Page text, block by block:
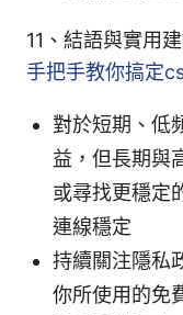
11、結語與實用
手把手教你搞定
對於短期、低
益，但長期與
或尋找更穩定
連線穩定
持續關注隱私
你所使用的免